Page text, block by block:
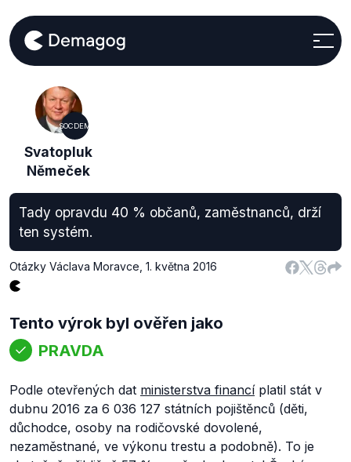
SOCDEM
Svatopluk
Němeček
Tady opravdu 40 % občanů, zaměstnanců, drží
ten systém.
Otázky Václava Moravce 1. května 2016
Tento výrok byl ověřen jako
PRAVDA
Podle otevřených dat ministerstva financíplatil stát v
dubnu 2016 za 6 036 127 státních pojištěnců (děti,
důchodce, osoby na rodičovské dovolené,
nezaměstnané, ve výkonu trestu a podobně). To je